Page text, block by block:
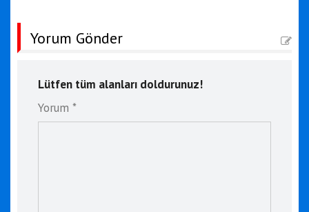
Yorum Gönder
Lütfen tüm alanları doldurunuz!
Yorum *